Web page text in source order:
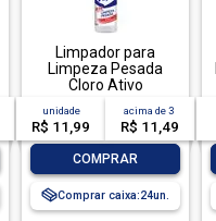
Limpador para
Limpeza Pesada
Cloro Ativo
Embalagem
Econômica, Veja,
500ml
unidade
R$ 11,99
acima de3
R$ 11,49
COMPRAR
Comprar caixa:24